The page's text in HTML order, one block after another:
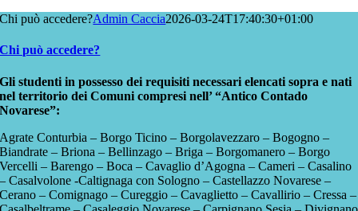
Chi può accedere?Admin Caccia2026-03-24T17:40:30+01:00
Chi può accedere?
Gli studenti in possesso dei requisiti necessari elencati sopra e nati
nel territorio dei Comuni compresi nell’ “Antico Contado
Novarese”:
Agrate Conturbia – Borgo Ticino – Borgolavezzaro – Bogogno –
Biandrate – Briona – Bellinzago – Briga – Borgomanero – Borgo
Vercelli – Barengo – Boca – Cavaglio d’Agogna – Cameri – Casalino
– Casalvolone -Caltignaga con Sologno – Castellazzo Novarese –
Cerano – Comignago – Cureggio – Cavaglietto – Cavallirio – Cressa –